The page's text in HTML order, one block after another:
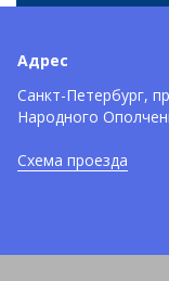
Адрес
Санкт-Петербург,
Народного
Схема проезда